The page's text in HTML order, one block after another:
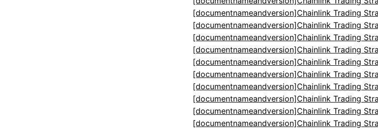
[documentnameandversion]Chainlink Trading
[documentnameandversion]Chainlink Trading
[documentnameandversion]Chainlink Trading
[documentnameandversion]Chainlink Trading
[documentnameandversion]Chainlink Trading
[documentnameandversion]Chainlink Trading
[documentnameandversion]Chainlink Trading
[documentnameandversion]Chainlink Trading
[documentnameandversion]Chainlink Trading
[documentnameandversion]Chainlink Trading